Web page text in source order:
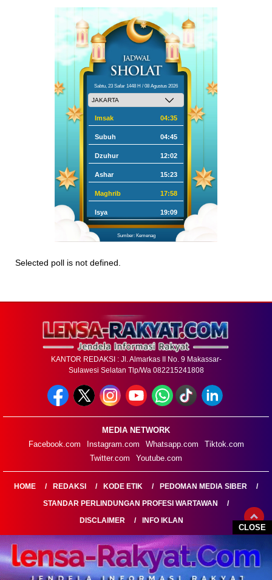
CLOSE
Sabtu, 23 Safar 1448 H / 08 Agustus 2026
Imsak 04:35
Subuh 04:45
Dzuhur 12:02
Ashar 15:23
Maghrib 17:58
Isya 19:09
Sumber: Kemenag
Selected poll is not defined.
KANTOR REDAKSI : Jl. Almarkas II No. 9 Makassar-
Sulawesi Selatan Tlp/Wa 082215241808
MEDIA NETWORK
Facebook.com
Instagram.com Whatsapp.com
Tiktok.com
Twitter.com
Youtube.com
HOME REDAKSI KODE ETIK
PEDOMAN MEDIA SIBER
STANDAR PERLINDUNGAN PROFESI WARTAWAN
DISCLAIMER
INFO IKLAN
LENSARAKYAT.COM@2026